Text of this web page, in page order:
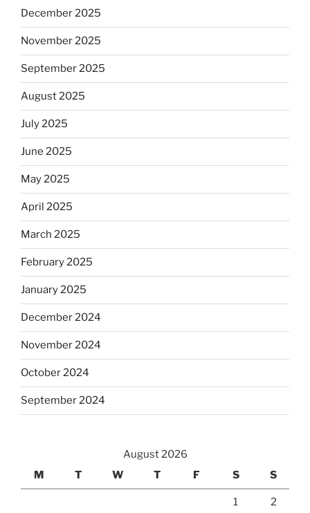
December 2025
November 2025
September 2025
August 2025
July 2025
June 2025
May 2025
April 2025
March 2025
February 2025
January 2025
December 2024
November 2024
October 2024
September 2024
August 2026
M
T W T F S S
1 2